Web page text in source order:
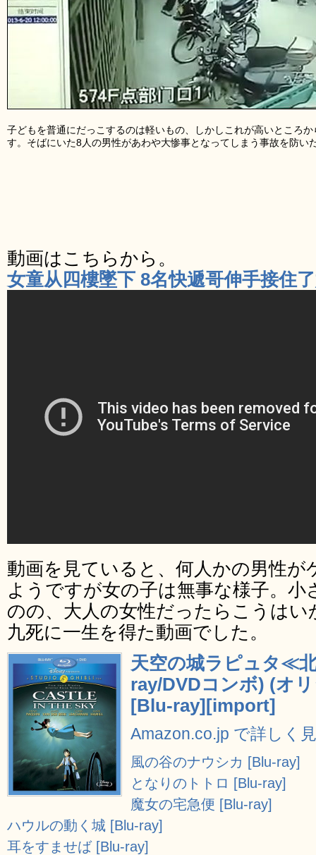
子どもを普通にだっこするのは軽いもの、しかしこれが高いところ
す。そばにいた8人の男性があわや大惨事となってしまう事故を防い
動画はこちらから。
女童从四樓墜下 8名快遞哥伸手接住
動画を見ていると、何人かの男性
ようですが女の子は無事な様子。
のの、大人の女性だったらこうは
九死に一生を得た動画でした。
天空の城ラピュタ≪
ray/DVDコンボ) (オ
[Blu-ray][import]
Amazon.co.jp で詳しく
風の谷のナウシカ [Blu-ray]
となりのトトロ [Blu-ray]
魔女の宅急便 [Blu-ray]
ハウルの動く城 [Blu-ray]
耳をすませば [Blu-ray]